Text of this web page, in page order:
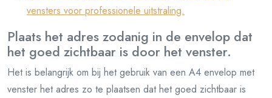
vensters voor professionele uitstraling.
Plaats het adres zodanig in de envelop dat
het goed zichtbaar is door het venster.
Het is belangrijk om bij het gebruik van een A4 envelop met
venster het adres zo te plaatsen dat het goed zichtbaar is